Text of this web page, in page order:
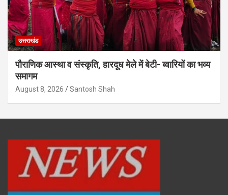
उत्तराखंड
पौराणिक आस्था व संस्कृति, हारदूध मेले में बेटी- ब्वारियों का भव्य
समागम
August 8, 2026 Santosh Shah